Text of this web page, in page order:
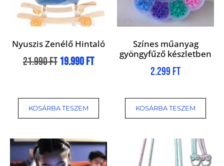
Nyuszis Zenélő Hintaló
21.990Ft19.990Ft
KOSÁRBA TESZEM
Színes műanyag
gyöngyfűző készletben
2.299 Ft
KOSÁRBA TESZEM